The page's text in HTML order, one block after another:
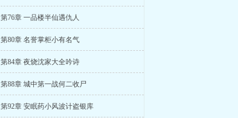
第76章 一品楼半仙遇仇人
第80章 名誉掌柜小有名气
第84章 夜烧沈家大全吟诗
第88章 城中第一战何二收尸
第92章 安眠药小风波计盗银库